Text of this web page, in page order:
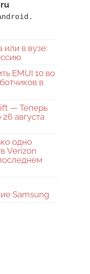
в вузе:
EMUI 10 во
в
— Теперь
августа
одно
Verizon
Samsung